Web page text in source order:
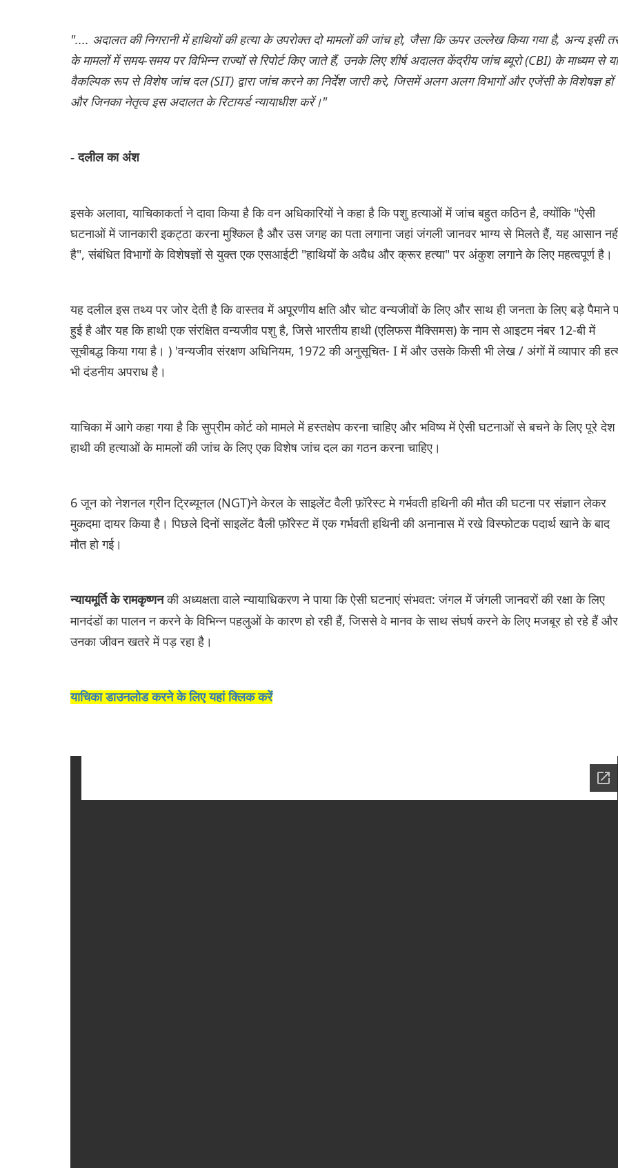
".... अदालत की निगरानी में हाथियों की हत्या के उपरोक्त दो मामलों की जांच हो, जैसा कि ऊपर उल्लेख किया गया है, अन्य इसी
के मामलों में समय-समय पर विभिन्न राज्यों से रिपोर्ट किए जाते हैं, उनके लिए शीर्ष अदालत केंद्रीय जांच ब्यूरो (CBI) के माध्यम से या
वैकल्पिक रूप से विशेष जांच दल (SIT) द्वारा जांच करने का निर्देश जारी करे, जिसमें अलग अलग विभागों और एजेंसी के विशेषज्ञ हों
और जिनका नेतृत्व इस अदालत के रिटायर्ड न्यायाधीश करें।"
- दलील का अंश
इसके अलावा, याचिकाकर्ता ने दावा किया है कि वन अधिकारियों ने कहा है कि पशु हत्याओं में जांच बहुत कठिन है, क्योंकि "ऐसी
घटनाओं में जानकारी इकट्ठा करना मुश्किल है और उस जगह का पता लगाना जहां जंगली जानवर भाग्य से मिलते हैं, यह आसान
है", संबंधित विभागों के विशेषज्ञों से युक्त एक एसआईटी "हाथियों के अवैध और क्रूर हत्या" पर अंकुश लगाने के लिए महत्वपूर्ण है।
यह दलील इस तथ्य पर जोर देती है कि वास्तव में अपूरणीय क्षति और चोट वन्यजीवों के लिए और साथ ही जनता के लिए बड़े पैमाने
हुई है और यह कि हाथी एक संरक्षित वन्यजीव पशु है, जिसे भारतीय हाथी (एलिफस मैक्सिमस) के नाम से आइटम नंबर 12-बी में
सूचीबद्ध किया गया है। ) 'वन्यजीव संरक्षण अधिनियम, 1972 की अनुसूचित- I में और उसके किसी भी लेख / अंगों में व्यापार की
भी दंडनीय अपराध है।
याचिका में आगे कहा गया है कि सुप्रीम कोर्ट को मामले में हस्तक्षेप करना चाहिए और भविष्य में ऐसी घटनाओं से बचने के लिए पूरे
हाथी की हत्याओं के मामलों की जांच के लिए एक विशेष जांच दल का गठन करना चाहिए।
6 जून को नेशनल ग्रीन ट्रिब्यूनल (NGT)ने केरल के साइलेंट वैली फ़ॉरेस्ट मे गर्भवती हथिनी की मौत की घटना पर संज्ञान लेकर
मुकदमा दायर किया है। पिछले दिनों साइलेंट वैली फ़ॉरेस्ट में एक गर्भवती हथिनी की अनानास में रखे विस्फोटक पदार्थ खाने के बाद
मौत हो गई।
न्यायमूर्ति के रामकृष्णनकी अध्यक्षता वाले न्यायाधिकरण ने पाया कि ऐसी घटनाएं संभवत: जंगल में जंगली जानवरों की रक्षा के लिए
मानदंडों का पालन न करने के विभिन्न पहलुओं के कारण हो रही हैं, जिससे वे मानव के साथ संघर्ष करने के लिए मजबूर हो रहे हैं और
उनका जीवन खतरे में पड़ रहा है।
याचिका डाउनलोड करने के लिए यहां क्लिक करें